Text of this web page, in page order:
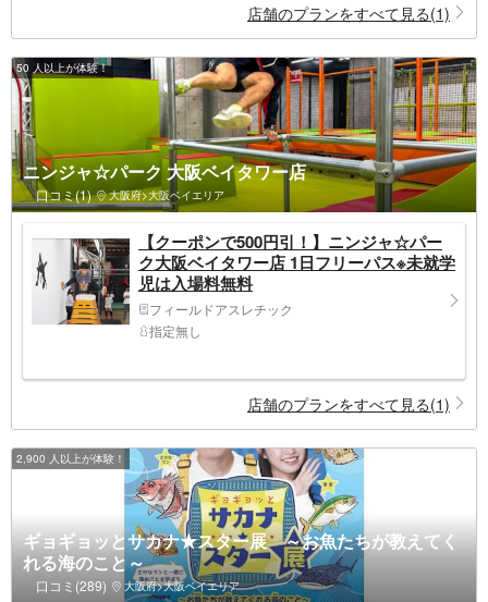
店舗のプランをすべて見る(1)
50 人以上が体験！
ニンジャ☆パーク 大阪ベイタワー店
口コミ(1) 大阪府>大阪ベイエリア
【クーポンで500円引！】ニンジャ☆パー
ク大阪ベイタワー店 1日フリーパス※未就学
児は入場料無料
フィールドアスレチック
指定無し
店舗のプランをすべて見る(1)
2,900 人以上が体験！
ギョギョッとサカナ★スター展 ～お魚たちが教えてく
れる海のこと～
口コミ(289) 大阪府>大阪ベイエリア